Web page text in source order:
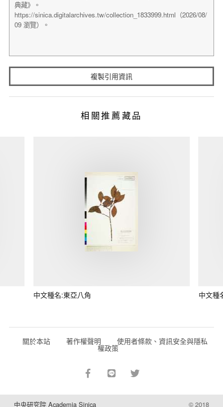
複製引用資訊
相關推薦藏品
中文種名:東亞八角 中文種
關於本站 著作權聲明 使用者條款、資訊安全與隱私
權政策
中央研究院 Academia Sinica © 2018